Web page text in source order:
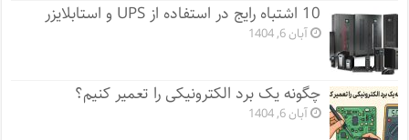
10 اشتباه رایج در استفاده از UPS و استابلایزر
آبان 6, 1404
چگونه یک برد الکترونیکی را تعمیر کنیم؟
آبان 6, 1404